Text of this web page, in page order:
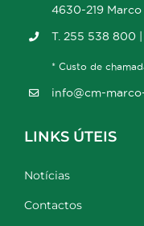
4630-219 Marco
T. 255 538 800
* Custo de
info@cm-
LINKS ÚTEIS
Notícias
Contactos